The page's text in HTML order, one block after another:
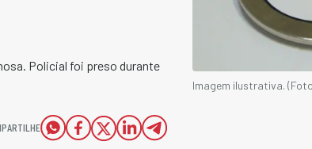
Policial foi preso durante
Imagem ilustrativa.